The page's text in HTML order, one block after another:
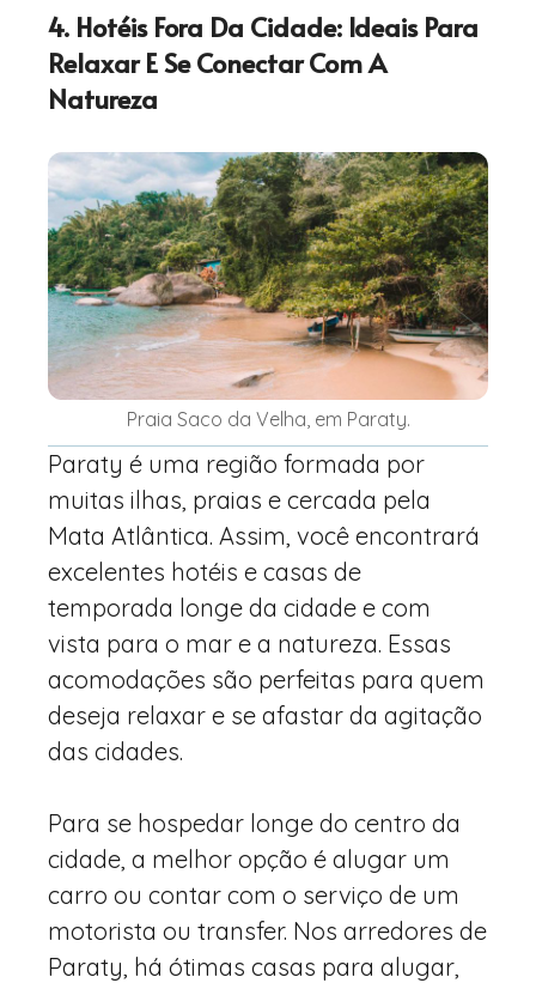
4. Hotéis Fora Da Cidade: Ideais Para
Relaxar E Se Conectar Com A
Natureza
Praia Saco da Velha, em Paraty.
Paraty é uma região formada por
muitas ilhas, praias e cercada pela
Mata Atlântica. Assim, você encontrará
excelentes hotéis e casas de
temporada longe da cidade e com
vista para o mar e a natureza. Essas
acomodações são perfeitas para quem
deseja relaxar e se afastar da agitação
das cidades.
Para se hospedar longe do centro da
cidade, a melhor opção é alugar um
carro ou contar com o serviço de um
motorista ou transfer. Nos arredores de
Paraty, há ótimas casas para alugar,